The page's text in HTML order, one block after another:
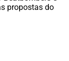
propostas do